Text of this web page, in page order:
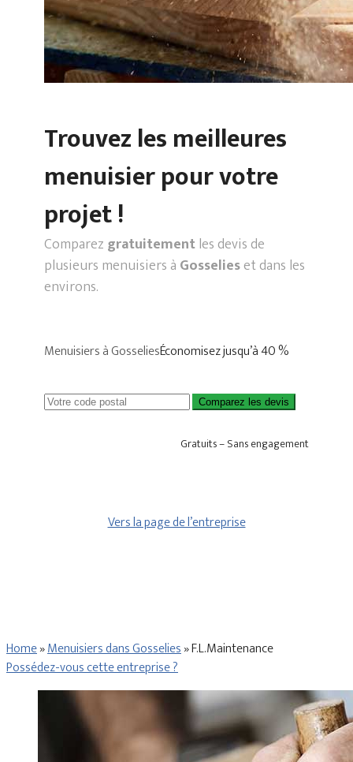
Trouvez les meilleures
menuisier pour votre
projet !
Comparez gratuitementles devis de
plusieurs menuisiers à Gosselieset dans les
environs.
Menuisiers à GosseliesÉconomisez jusqu’à 40 %
Comparez les devis
Gratuits – Sans engagement
Vers la page de l’entreprise
Home»Menuisiers dans Gosselies»F.L.Maintenance
Possédez-vous cette entreprise ?